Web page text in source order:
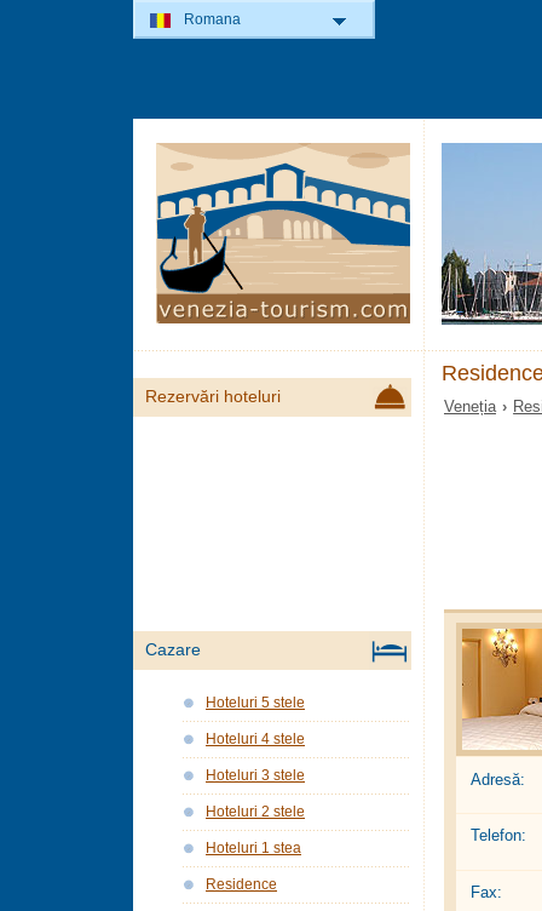
Veneția ›
Adresă:
Telefon:
Fax:
Rezervări hoteluri
Cazare
Hoteluri 5 stele
Hoteluri 4 stele
Hoteluri 3 stele
Hoteluri 2 stele
Hoteluri 1 stea
Residence
Romana